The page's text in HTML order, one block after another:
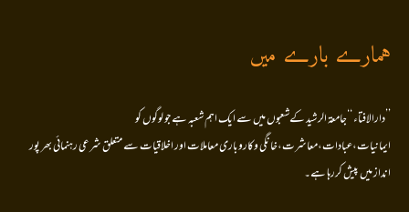
ہمارے بارے میں
’’دارالافتاء ‘‘جامعۃ الرشید کےشعبوں میں سے ایک اہم شعبہ ہے جو لوگوں کو
ایمانیات،عبادات،معاشرت،خانگی وکاروباری معاملات اور اخلاقیات سے متعلق شرعی رہنمائی بھر پور
انداز میں پیش کررہا ہے۔